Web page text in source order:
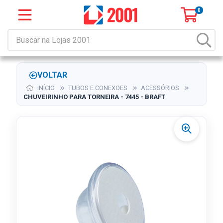
0
VOLTAR
INÍCIO TUBOS E CONEXOES
ACESSÓRIOS
CHUVEIRINHO PARA TORNEIRA - 7445 - BRAFT